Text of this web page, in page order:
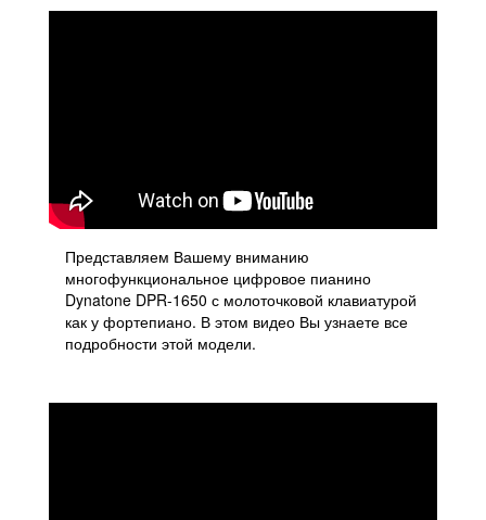
Представляем Вашему вниманию
многофункциональное цифровое пианино
Dynatone DPR-1650 с молоточковой клавиатурой
как у фортепиано. В этом видео Вы узнаете все
подробности этой модели.